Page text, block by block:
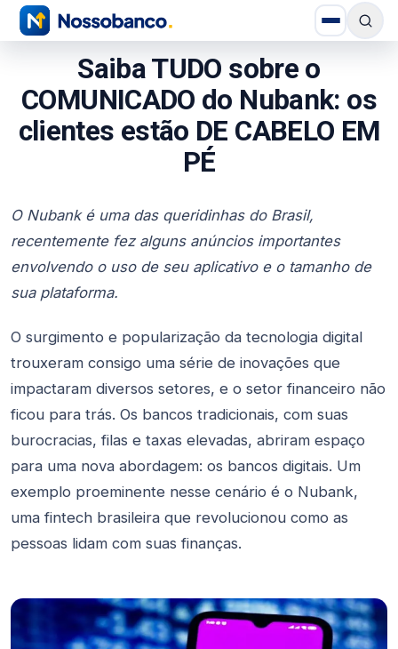
Saiba TUDO sobre o
COMUNICADO do Nubank: os
clientes estão DE CABELO EM
PÉ
O Nubank é uma das queridinhas do Brasil,
recentemente fez alguns anúncios importantes
envolvendo o uso de seu aplicativo e o tamanho de
sua plataforma.
O surgimento e popularização da tecnologia digital
trouxeram consigo uma série de inovações que
impactaram diversos setores, e o setor financeiro não
ficou para trás. Os bancos tradicionais, com suas
burocracias, filas e taxas elevadas, abriram espaço
para uma nova abordagem: os bancos digitais. Um
exemplo proeminente nesse cenário é o Nubank,
uma fintech brasileira que revolucionou como as
pessoas lidam com suas finanças.